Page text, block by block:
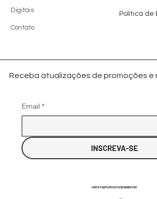
Digitais
Contato
Política de
Receba atualizações de promoções e
Email *
INSCREVA-SE
CONTATO@FILIPECOSTADESIGNER.COM